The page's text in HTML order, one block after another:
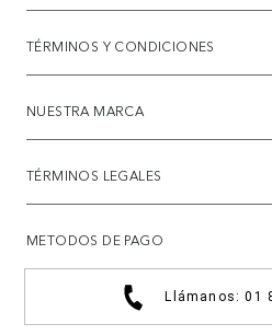
TÉRMINOS Y CONDICIONES
NUESTRA MARCA
TÉRMINOS LEGALES
METODOS DE PAGO
Llámanos: 01